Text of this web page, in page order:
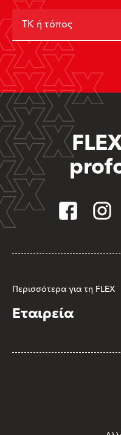
ΤΚ ή τόπος
Περισσότερα για τη FLEX
Εταιρεία